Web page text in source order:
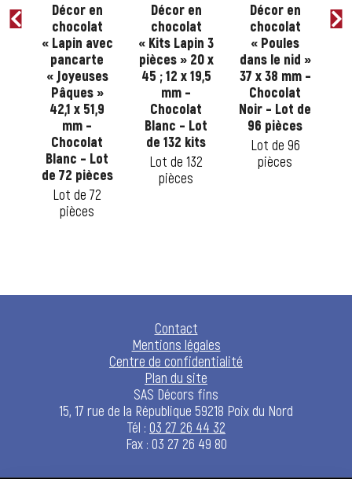
Décor en
chocolat
« Lapin avec
pancarte
« Joyeuses
Pâques »
42,1 x 51,9
mm –
Chocolat
Blanc – Lot
de 72 pièces
Lot de 72
pièces
Décor en
chocolat
« Kits Lapin 3
pièces » 20 x
45 ; 12 x 19,5
mm –
Chocolat
Blanc – Lot
de 132 kits
Lot de 132
pièces
Décor en
chocolat
« Poules
dans le nid »
37 x 38 mm –
Chocolat
Noir – Lot de
96 pièces
Lot de 96
pièces
Contact
Mentions légales
Centre de confidentialité
Plan du site
SAS Décors fins
15, 17 rue de la République 59218 Poix du Nord
Tél : 03 27 26 44 32
Fax : 03 27 26 49 80